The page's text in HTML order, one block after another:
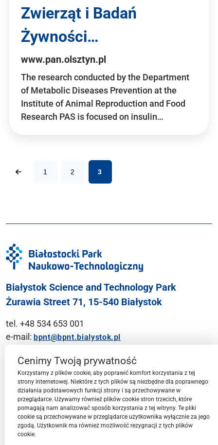
Zwierząt i Badań
Żywności…
www.pan.olsztyn.pl
The research conducted by the Department
of Metabolic Diseases Prevention at the
Institute of Animal Reproduction and Food
Research PAS is focused on insulin…
1 2 3
Białystok Science and Technology Park
Żurawia Street 71, 15-540 Białystok
tel. +48 534 653 001
e-mail: bpnt@bpnt.bialystok.pl
Contact
BPN-T Area
BPN-T Offer
Cenimy Twoją prywatność
Korzystamy z plików cookie, aby poprawić komfort korzystania z tej
strony internetowej. Niektóre z tych plików są niezbędne dla poprawnego
działania podstawowych funkcji strony i są przechowywane w
przeglądarce. Używamy również plików cookie stron trzecich, które
pomagają nam analizować sposób korzystania z tej witryny. Te pliki
cookie są przechowywane w przeglądarce użytkownika wyłącznie za jego
zgodą. Użytkownik ma również możliwość rezygnacji z tych plików
cookie.